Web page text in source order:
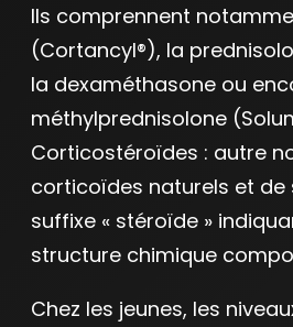
Ils comprennent
(Cortancyl®), la
la dexaméthasone ou
méthylprednisolone
Corticostéroïdes : autre
corticoïdes naturels et de
suffixe « stéroïde »
structure chimique
Chez les jeunes, les